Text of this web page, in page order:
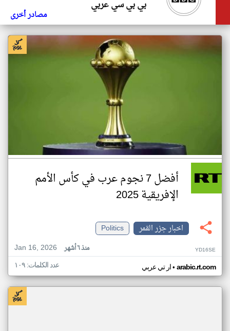
بي بي سي عربي
مصادر أخرى
أفضل 7 نجوم عرب في كأس الأمم
الإفريقية 2025
اخبار جزر القمر
Politics
Jan 16, 2026
منذ ٦ أشهر YD16SE
ار تي عربي• arabic.rt.com عدد الكلمات: ١٠٩